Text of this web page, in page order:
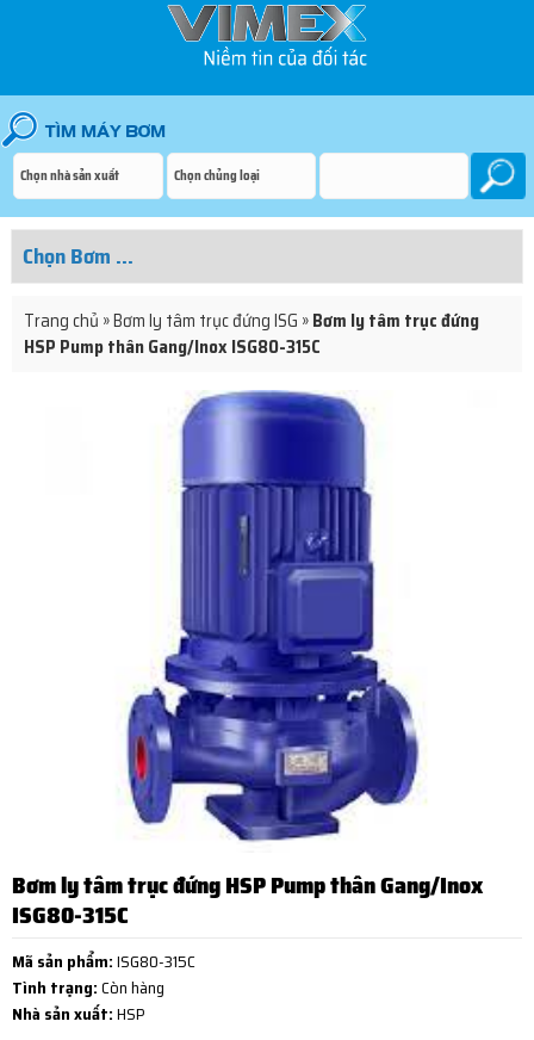
Trang chủ »Bơm ly tâm trục đứng ISG »Bơm ly tâm trục đứng
HSP Pump thân Gang/Inox ISG80-315C
Bơm ly tâm trục đứng HSP Pump thân Gang/Inox
ISG80-315C
Mã sản phẩm:ISG80-315C
Tình trạng:Còn hàng
Nhà sản xuất:HSP